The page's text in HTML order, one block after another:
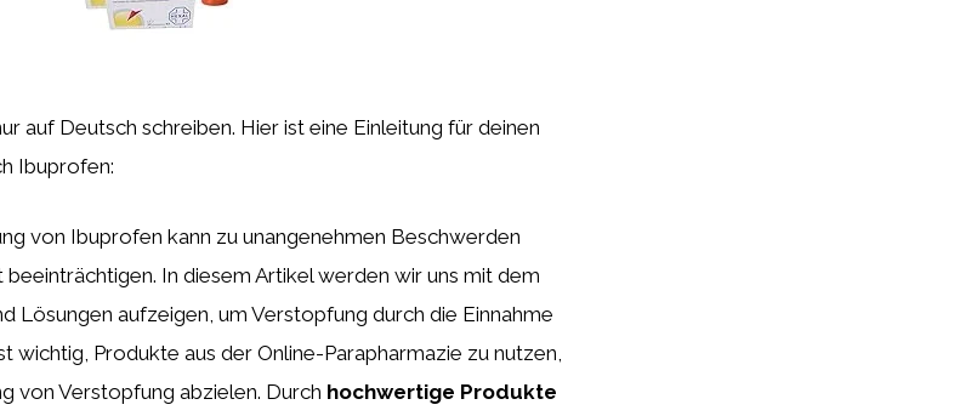
auf Deutsch schreiben. Hier ist eine Einleitung für deinen
Ibuprofen:
von Ibuprofen kann zu unangenehmen Beschwerden
In diesem Artikel werden wir uns mit dem
Lösungen aufzeigen, um Verstopfung durch die Einnahme
wichtig, Produkte aus der Online-Parapharmazie zu nutzen,
von Verstopfung abzielen. Durch hochwertige Produkte